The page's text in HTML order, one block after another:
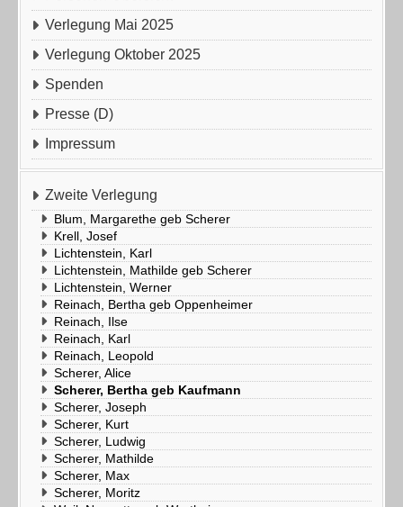
Verlegung Mai 2025
Verlegung Oktober 2025
Spenden
Presse (D)
Impressum
Zweite Verlegung
Blum, Margarethe geb Scherer
Krell, Josef
Lichtenstein, Karl
Lichtenstein, Mathilde geb Scherer
Lichtenstein, Werner
Reinach, Bertha geb Oppenheimer
Reinach, Ilse
Reinach, Karl
Reinach, Leopold
Scherer, Alice
Scherer, Bertha geb Kaufmann
Scherer, Joseph
Scherer, Kurt
Scherer, Ludwig
Scherer, Mathilde
Scherer, Max
Scherer, Moritz